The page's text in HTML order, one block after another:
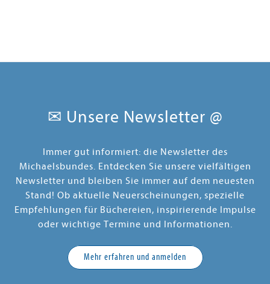
✉ Unsere Newsletter @
Immer gut informiert: die Newsletter des
Michaelsbundes. Entdecken Sie unsere vielfältigen
Newsletter und bleiben Sie immer auf dem neuesten
Stand! Ob aktuelle Neuerscheinungen, spezielle
Empfehlungen für Büchereien, inspirierende Impulse
oder wichtige Termine und Informationen.
Mehr erfahren und anmelden